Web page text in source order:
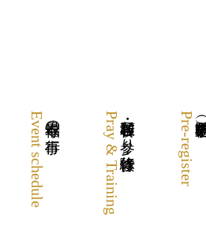
最福寺の行事
Event schedule 各種祈願・お参り・体験修行
Pray & Training Pre-register